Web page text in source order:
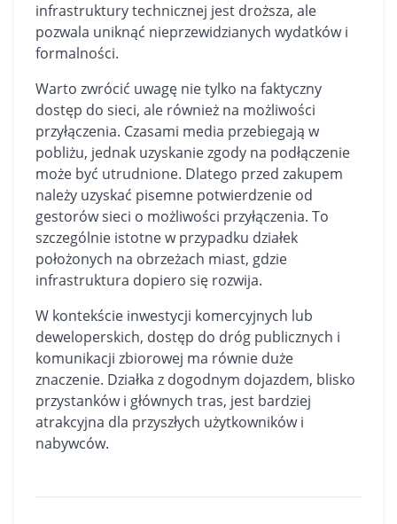
infrastruktury technicznej jest droższa, ale
pozwala uniknąć nieprzewidzianych wydatków i
formalności.
Warto zwrócić uwagę nie tylko na faktyczny
dostęp do sieci, ale również na możliwości
przyłączenia. Czasami media przebiegają w
pobliżu, jednak uzyskanie zgody na podłączenie
może być utrudnione. Dlatego przed zakupem
należy uzyskać pisemne potwierdzenie od
gestorów sieci o możliwości przyłączenia. To
szczególnie istotne w przypadku działek
położonych na obrzeżach miast, gdzie
infrastruktura dopiero się rozwija.
W kontekście inwestycji komercyjnych lub
deweloperskich, dostęp do dróg publicznych i
komunikacji zbiorowej ma równie duże
znaczenie. Działka z dogodnym dojazdem, blisko
przystanków i głównych tras, jest bardziej
atrakcyjna dla przyszłych użytkowników i
nabywców.